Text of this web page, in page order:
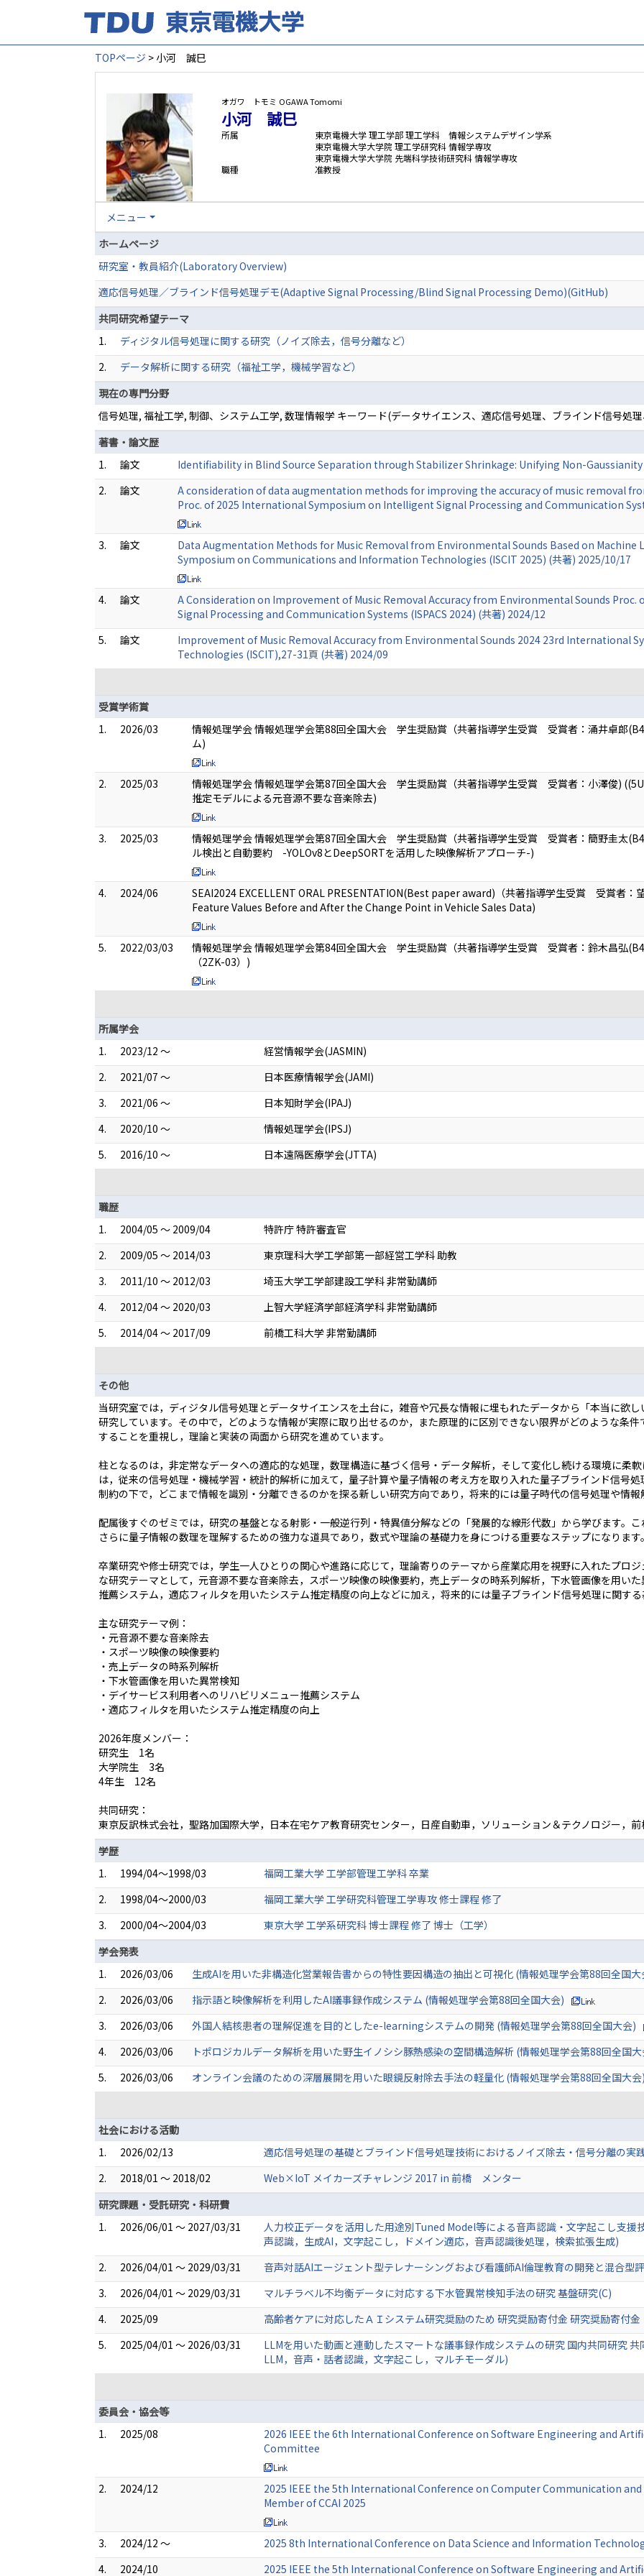
TOPページ > 小河 誠巳
オガワ トモミ OGAWA Tomomi
小河 誠巳
所属
東京電機大学 理工学部 理工学科 情報システムデザイン学系
東京電機大学大学院 理工学研究科 情報学専攻
東京電機大学大学院 先端科学技術研究科 情報学専攻
職種
准教授
メニュー
ホームページ
研究室・教員紹介(Laboratory Overview)
適応信号処理／ブラインド信号処理デモ(Adaptive Signal Processing/Blind Signal Processing Demo)(GitHub)
共同研究希望テーマ
1.
ディジタル信号処理に関する研究（ノイズ除去，信号分離など）
2.
データ解析に関する研究（福祉工学，機械学習など）
現在の専門分野
信号処理, 福祉工学, 制御、システム工学, 数理情報学 キーワード(データサイエンス、適応信号処理、ブラインド信号処
著書・論文歴
1.
論文
Identifiability in Blind Source Separation through Stabilizer Shrinkage: Unifying Non-
2.
論文
A consideration of data augmentation methods for improving the accuracy of music removal
Proc. of 2025 International Symposium on Intelligent Signal Processing and Communication
3. 論文
Data Augmentation Methods for Music Removal from Environmental Sounds Based on
Symposium on Communications and Information Technologies (ISCIT 2025) (共著) 2025/10/17
4. 論文
A Consideration on Improvement of Music Removal Accuracy from Environmental Sounds
Signal Processing and Communication Systems (ISPACS 2024) (共著) 2024/12
5.
論文
Improvement of Music Removal Accuracy from Environmental Sounds 2024 23rd International
Technologies (ISCIT),27-31頁 (共著) 2024/09
受賞学術賞
1.
2026/03
情報処理学会 情報処理学会第88回全国大会 学生奨励賞（共著指導学生受賞 受賞者：涌井卓郎
ム)
2. 2025/03
情報処理学会 情報処理学会第87回全国大会 学生奨励賞（共著指導学生受賞 受賞者：小澤俊)
推定モデルによる元音源不要な音楽除去)
3. 2025/03
情報処理学会 情報処理学会第87回全国大会 学生奨励賞（共著指導学生受賞 受賞者：簡野圭太
ル検出と自動要約 -YOLOv8とDeepSORTを活用した映像解析アプローチ-)
4. 2024/06
SEAI2024 EXCELLENT ORAL PRESENTATION(Best paper award)（共著指導学生受賞 受賞者
Feature Values Before and After the Change Point in Vehicle Sales Data)
5. 2022/03/03
情報処理学会 情報処理学会第84回全国大会 学生奨励賞（共著指導学生受賞 受賞者：鈴木昌弘
（2ZK-03）)
所属学会
1.
2023/12 ～
経営情報学会(JASMIN)
2.
2021/07 ～
日本医療情報学会(JAMI)
3.
2021/06 ～
日本知財学会(IPAJ)
4.
2020/10 ～
情報処理学会(IPSJ)
5.
2016/10 ～
日本遠隔医療学会(JTTA)
職歴
1.
2004/05 ～ 2009/04
特許庁 特許審査官
2.
2009/05 ～ 2014/03
東京理科大学工学部第一部経営工学科 助教
3.
2011/10 ～ 2012/03
埼玉大学工学部建設工学科 非常勤講師
4.
2012/04 ～ 2020/03
上智大学経済学部経済学科 非常勤講師
5.
2014/04 ～ 2017/09
前橋工科大学 非常勤講師
その他
当研究室では，ディジタル信号処理とデータサイエンスを土台に，雑音や冗長な情報に埋もれたデータから「本当に欲
研究しています。その中で，どのような情報が実際に取り出せるのか，また原理的に区別できない限界がどのような条
することを重視し，理論と実装の両面から研究を進めています。
柱となるのは，非定常なデータへの適応的な処理，数理構造に基づく信号・データ解析，そして変化し続ける環境に柔
は，従来の信号処理・機械学習・統計的解析に加えて，量子計算や量子情報の考え方を取り入れた量子ブラインド信号
制約の下で，どこまで情報を識別・分離できるのかを探る新しい研究方向であり，将来的には量子時代の信号処理や情報
配属後すぐのゼミでは，研究の基盤となる射影・一般逆行列・特異値分解などの「発展的な線形代数」から学びます。
さらに量子情報の数理を理解するための強力な道具であり，数式や理論の基礎力を身につける重要なステップになります。
卒業研究や修士研究では，学生一人ひとりの関心や進路に応じて，理論寄りのテーマから産業応用を視野に入れたプロ
な研究テーマとして，元音源不要な音楽除去，スポーツ映像の映像要約，売上データの時系列解析，下水管画像を用い
推薦システム，適応フィルタを用いたシステム推定精度の向上などに加え，将来的には量子ブラインド信号処理に関する
主な研究テーマ例：
・元音源不要な音楽除去
・スポーツ映像の映像要約
・売上データの時系列解析
・下水管画像を用いた異常検知
・デイサービス利用者へのリハビリメニュー推薦システム
・適応フィルタを用いたシステム推定精度の向上
2026年度メンバー：
研究生 1名
大学院生 3名
4年生 12名
共同研究：
東京反訳株式会社，聖路加国際大学，日本在宅ケア教育研究センター，日産自動車，ソリューション＆テクノロジー，
学歴
1.
1994/04～1998/03
福岡工業大学 工学部管理工学科 卒業
2.
1998/04～2000/03
福岡工業大学 工学研究科管理工学専攻 修士課程 修了
3.
2000/04～2004/03
東京大学 工学系研究科 博士課程 修了 博士（工学）
学会発表
1.
2026/03/06
生成AIを用いた非構造化営業報告書からの特性要因構造の抽出と可視化 (情報処理学会第88回全国大
2.
2026/03/06
指示語と映像解析を利用したAI議事録作成システム (情報処理学会第88回全国大会)
3.
2026/03/06
外国人結核患者の理解促進を目的としたe-learningシステムの開発 (情報処理学会第88回全国大会)
4.
2026/03/06
トポロジカルデータ解析を用いた野生イノシシ豚熱感染の空間構造解析 (情報処理学会第88回全国大
5.
2026/03/06
オンライン会議のための深層展開を用いた眼鏡反射除去手法の軽量化 (情報処理学会第88回全国大会)
社会における活動
1.
2026/02/13
適応信号処理の基礎とブラインド信号処理技術におけるノイズ除去・信号分離の実
2.
2018/01 ～ 2018/02
Web×IoT メイカーズチャレンジ 2017 in 前橋 メンター
研究課題・受託研究・科研費
1.
2026/06/01 ～ 2027/03/31
人力校正データを活用した用途別Tuned Model等による音声認識・文字起こし支援
声認識，生成AI，文字起こし，ドメイン適応，音声認識後処理，検索拡張生成)
2.
2026/04/01 ～ 2029/03/31
音声対話AIエージェント型テレナーシングおよび看護師AI倫理教育の開発と混合型
3.
2026/04/01 ～ 2029/03/31
マルチラベル不均衡データに対応する下水管異常検知手法の研究 基盤研究(C)
4.
2025/09
高齢者ケアに対応したＡＩシステム研究奨励のため 研究奨励寄付金 研究奨励寄付金
5.
2025/04/01 ～ 2026/03/31
LLMを用いた動画と連動したスマートな議事録作成システムの研究 国内共同研究 共
LLM，音声・話者認識，文字起こし，マルチモーダル)
委員会・協会等
1.
2025/08
2026 IEEE the 6th International Conference on Software Engineering and
Committee
2. 2024/12
2025 IEEE the 5th International Conference on Computer Communication
Member of CCAI 2025
3. 2024/12 ～
2025 8th International Conference on Data Science and Information
4.
2024/10
2025 IEEE the 5th International Conference on Software Engineering and